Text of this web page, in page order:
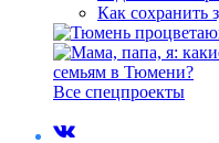
Как сохранить
Все спецпроекты